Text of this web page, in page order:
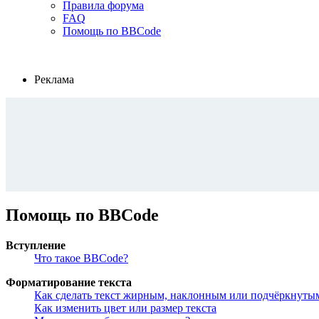
Правила форума
FAQ
Помощь по BBCode
Реклама
Помощь по BBCode
Вступление
Что такое BBCode?
Форматирование текста
Как сделать текст жирным, наклонным или
Как изменить цвет или размер текста